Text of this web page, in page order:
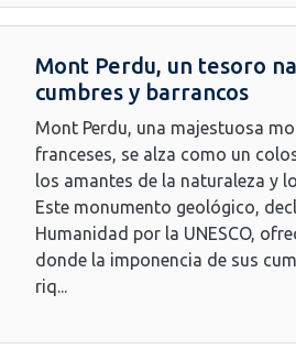
Mont Perdu, un tesoro
cumbres y barrancos
Mont Perdu, una majestuosa
franceses, se alza como un
los amantes de la naturaleza y
Este monumento geológico,
Humanidad por la UNESCO,
donde la imponencia de sus
riq...